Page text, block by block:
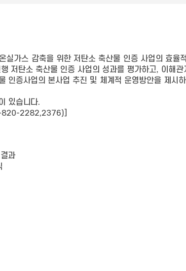
실가스 감축을 위한 저탄소 축산물 인증 사업의 효율
저탄소 축산물 인증 사업의 성과를 평가하고, 이해
인증사업의 본사업 추진 및 체계적 운영방안을 제시
있습니다.
820-2282,2376)]
과